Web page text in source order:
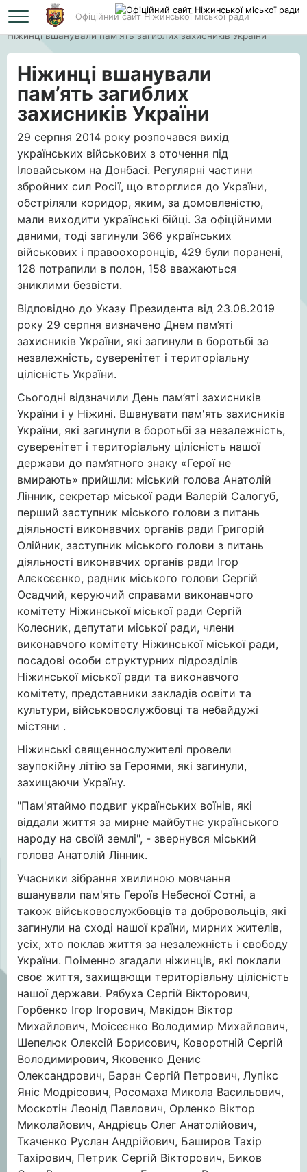
Офіційний сайт Ніжинської міської ради
Головна
Ніжинці вшанували пам’ять загиблих захисників України
Ніжинці вшанували
пам’ять загиблих
захисників України
29 серпня 2014 року розпочався вихід
українських військових з оточення під
Іловайськом на Донбасі. Регулярні частини
збройних сил Росії, що вторглися до України,
обстріляли коридор, яким, за домовленістю,
мали виходити українські бійці. За офіційними
даними, тоді загинули 366 українських
військових і правоохоронців, 429 були поранені,
128 потрапили в полон, 158 вважаються
зниклими безвісти.
Відповідно до Указу Президента від 23.08.2019
року 29 серпня визначено Днем пам’яті
захисників України, які загинули в боротьбі за
незалежність, суверенітет і територіальну
цілісність України.
Сьогодні відзначили День пам’яті захисників
України і у Ніжині. Вшанувати пам'ять захисників
України, які загинули в боротьбі за незалежність,
суверенітет і територіальну цілісність нашої
держави до пам’ятного знаку «Герої не
вмирають» прийшли: міський голова Анатолій
Лінник, секретар міської ради Валерій Салогуб,
перший заступник міського голови з питань
діяльності виконавчих органів ради Григорій
Олійник, заступник міського голови з питань
діяльності виконавчих органів ради Ігор
Алєксєєнко, радник міського голови Сергій
Осадчий, керуючий справами виконавчого
комітету Ніжинської міської ради Сергій
Колесник, депутати міської ради, члени
виконавчого комітету Ніжинської міської ради,
посадові особи структурних підрозділів
Ніжинської міської ради та виконавчого
комітету, представники закладів освіти та
культури, військовослужбовці та небайдужі
містяни .
Ніжинські священнослужителі провели
заупокійну літію за Героями, які загинули,
захищаючи Україну.
"Пам'ятаймо подвиг українських воїнів, які
віддали життя за мирне майбутнє українського
народу на своїй землі", - звернувся міський
голова Анатолій Лінник.
Учасники зібрання хвилиною мовчання
вшанували пам'ять Героїв Небесної Сотні, а
також військовослужбовців та добровольців, які
загинули на сході нашої країни, мирних жителів,
усіх, хто поклав життя за незалежність і свободу
України. Поіменно згадали ніжинців, які поклали
своє життя, захищающи територіальну цілісність
нашої держави. Рябуха Сергій Вікторович,
Горбенко Ігор Ігорович, Макідон Віктор
Михайлович, Моісеєнко Володимир Михайлович,
Шепелюк Олексій Борисович, Коворотній Сергій
Володимирович, Яковенко Денис
Олександрович, Баран Сергій Петрович, Лупікс
Яніс Модрісович, Росомаха Микола Васильович,
Москотін Леонід Павлович, Орленко Віктор
Миколайович, Андрієць Олег Анатолійович,
Ткаченко Руслан Андрійович, Баширов Тахір
Тахірович, Петрик Сергій Вікторович, Биков